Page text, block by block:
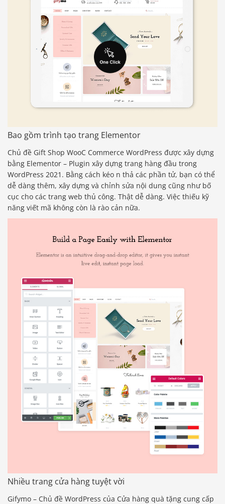
Bao gồm trình tạo trang Elementor
Chủ đề Gift Shop WooC Commerce WordPress được xây dựng
bằng Elementor – Plugin xây dựng trang hàng đầu trong
WordPress 2021. Bằng cách kéo n thả các phần tử, bạn có thể
dễ dàng thêm, xây dựng và chỉnh sửa nội dung cũng như bố
cục cho các trang web thủ công. Thật dễ dàng. Việc thiếu kỹ
năng viết mã không còn là rào cản nữa.
Nhiều trang cửa hàng tuyệt vời
Gifymo – Chủ đề WordPress của Cửa hàng quà tặng cung cấp